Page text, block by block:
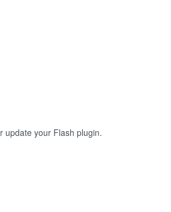
update your Flash plugin.